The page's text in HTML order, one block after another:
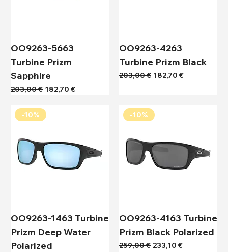
OO9263-5663
Turbine Prizm
Sapphire
Κανονική τιμή
203,00 € Τιμή Έκπτωσης
182,70 €
OO9263-4263
Turbine Prizm Black
Κανονική τιμή
203,00 € Τιμή Έκπτωσης
182,70 €
-10%
OO9263-1463 Turbine
Prizm Deep Water
Polarized
-10%
OO9263-4163 Turbine
Prizm Black Polarized
Κανονική τιμή
259,00 € Τιμή Έκπτωσης
233,10 €